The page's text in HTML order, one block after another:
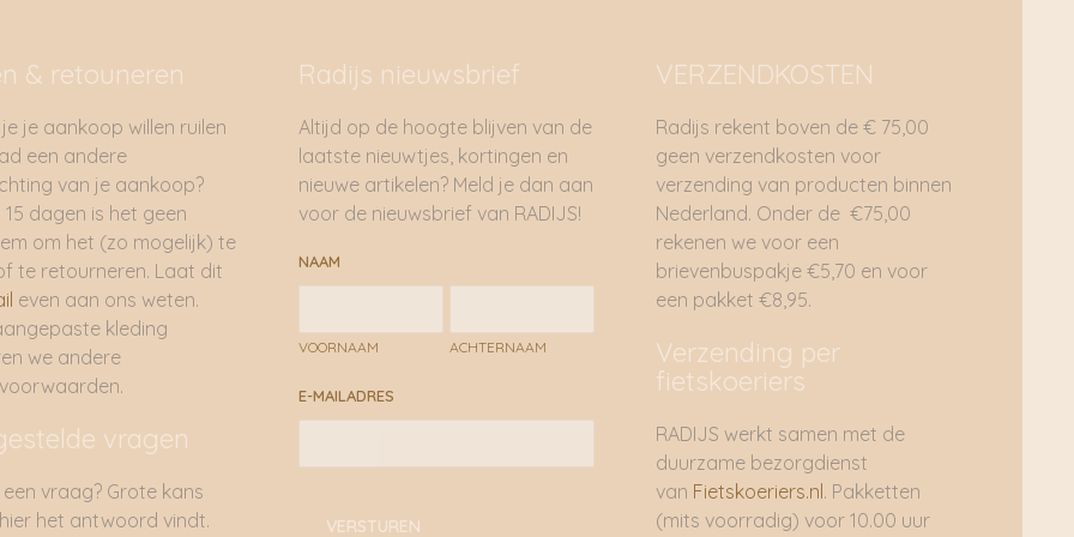
Knit RWS Dark Grey
Allison O-neck Cardigan Knit
Rebels
Sajeanne Top Light Grey
149,95
DUURZAAM